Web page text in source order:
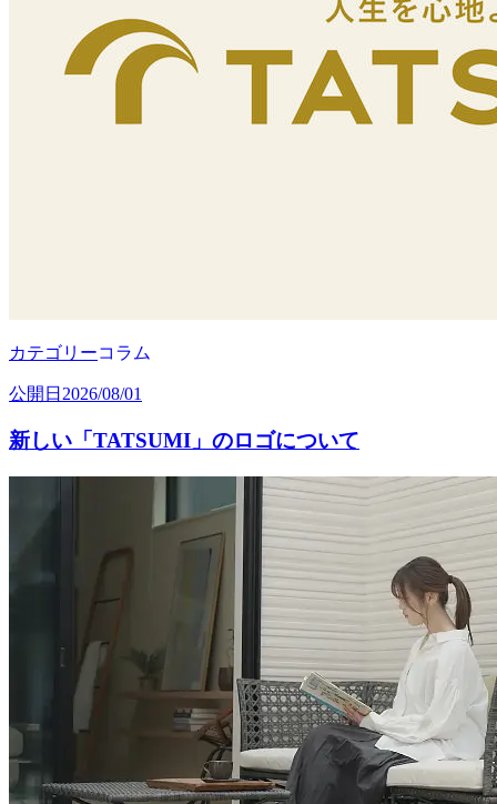
カテゴリーコラム
公開日 2026/08/01
新しい「TATSUMI」のロゴについて